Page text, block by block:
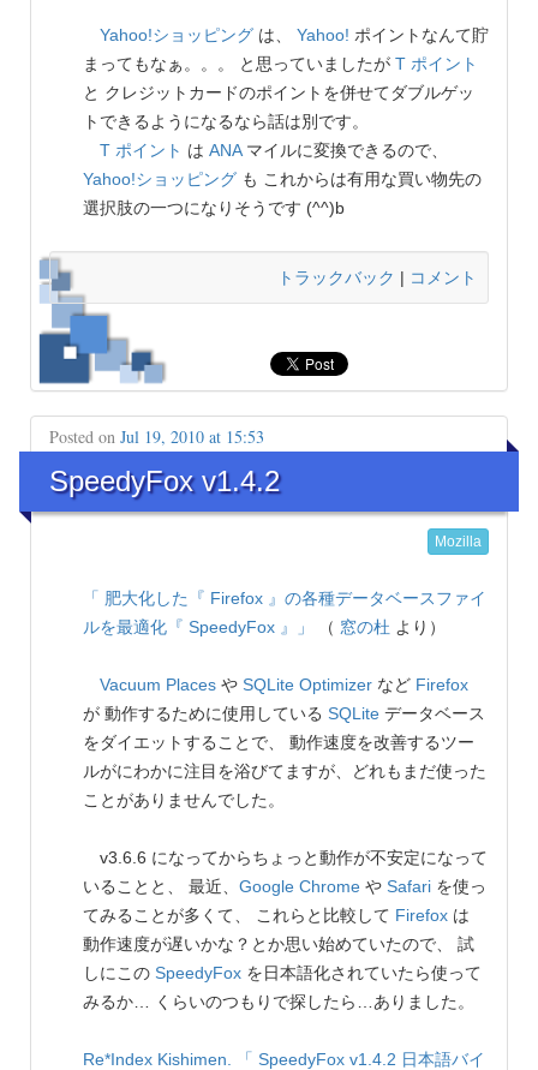
Yahoo!ショッピング は、 Yahoo! ポイントなんて貯
まってもなぁ。。。 と思っていましたが T ポイント
と クレジットカードのポイントを併せてダブルゲッ
トできるようになるなら話は別です。
T ポイント は ANAマイルに変換できるので、
Yahoo!ショッピング も これからは有用な買い物先の
選択肢の一つになりそうです (^^)b
トラックバック | コメント
Posted on Jul 19, 2010 at 15:53
SpeedyFox v1.4.2
Mozilla
「 肥大化した『 Firefox 』の各種データベースファイ
ルを最適化『 SpeedyFox 』」
（ 窓の杜 より）
Vacuum Places や SQLite Optimizer など Firefox
が 動作するために使用している SQLite データベース
をダイエットすることで、 動作速度を改善するツー
ルがにわかに注目を浴びてますが、どれもまだ使った
ことがありませんでした。
v3.6.6 になってからちょっと動作が不安定になって
いることと、 最近、 Google Chrome や Safari を使っ
てみることが多くて、 これらと比較して Firefox は
動作速度が遅いかな？とか思い始めていたので、 試
しにこの SpeedyFox を日本語化されていたら使って
みるか… くらいのつもりで探したら…ありました。
Re*Index Kishimen. 「 SpeedyFox v1.4.2 日本語バイ